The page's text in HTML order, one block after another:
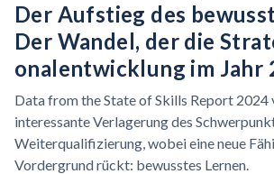
Der Aufstieg des
Der Wandel, der die
onalentwicklung im Jahr
Data from the State of Skills Report 2024
interessante Verlagerung des
Weiterqualifizierung, wobei eine neue
Vordergrund rückt: bewusstes Lernen.